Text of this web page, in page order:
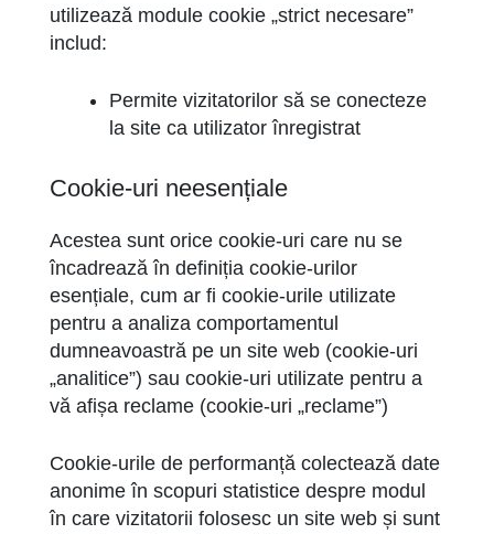
utilizează module cookie „strict necesare”
includ:
Permite vizitatorilor să se conecteze
la site ca utilizator înregistrat
Cookie-uri neesențiale
Acestea sunt orice cookie-uri care nu se
încadrează în definiția cookie-urilor
esențiale, cum ar fi cookie-urile utilizate
pentru a analiza comportamentul
dumneavoastră pe un site web (cookie-uri
„analitice”) sau cookie-uri utilizate pentru a
vă afișa reclame (cookie-uri „reclame”)
Cookie-urile de performanță colectează date
anonime în scopuri statistice despre modul
în care vizitatorii folosesc un site web și sunt